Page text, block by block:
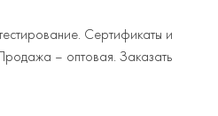
Сертификаты и
– оптовая. Заказать